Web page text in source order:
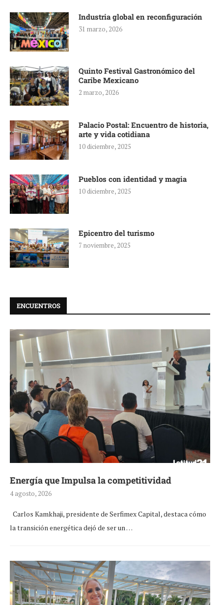
Industria global en reconfiguración
31 marzo, 2026
Quinto Festival Gastronómico del
Caribe Mexicano
2 marzo, 2026
Palacio Postal: Encuentro de historia,
arte y vida cotidiana
10 diciembre, 2025
Pueblos con identidad y magia
10 diciembre, 2025
Epicentro del turismo
7 noviembre, 2025
ENCUENTROS
Energía que Impulsa la competitividad
4 agosto, 2026
Carlos Kamkhaji, presidente de Serfimex Capital, destaca cómo
la transición energética dejó de ser un …